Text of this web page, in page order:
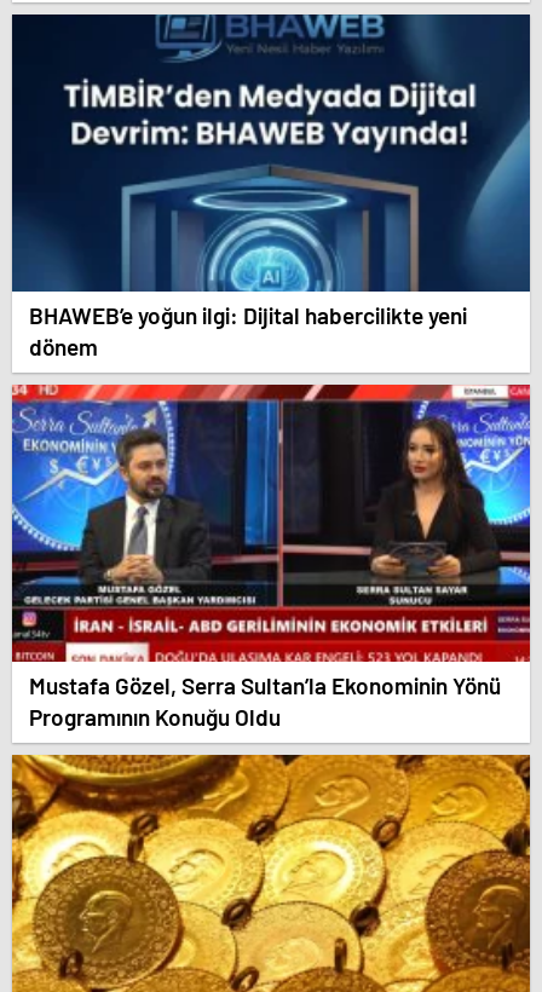
BHAWEB’e yoğun ilgi: Dijital habercilikte yeni
dönem
Mustafa Gözel, Serra Sultan’la Ekonominin Yönü
Programının Konuğu Oldu